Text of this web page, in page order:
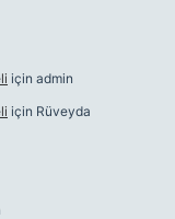
için admin
için Rüveyda